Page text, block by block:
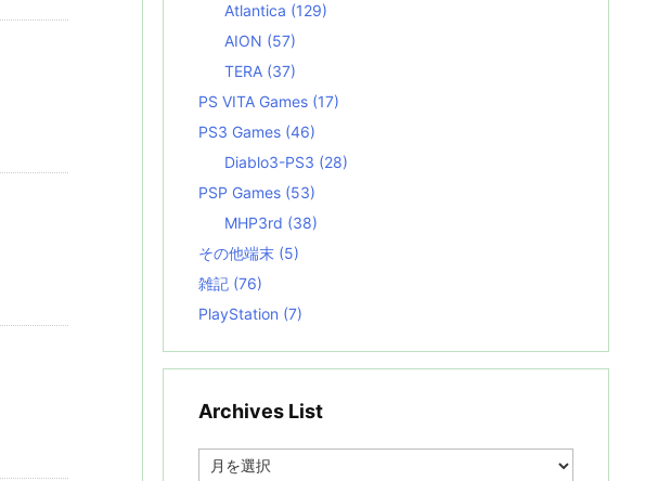
Atlantica (129)
AION (57)
TERA (37)
PS VITA Games (17)
PS3 Games (46)
Diablo3-PS3 (28)
PSP Games (53)
MHP3rd (38)
その他端末 (5)
雑記 (76)
PlayStation (7)
Archives List